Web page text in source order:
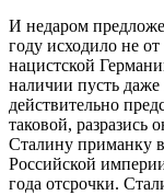
И недаром
году исходило не
нацистской
наличии пусть
действительно
таковой, разразись
Сталину приманку
Российской
года отсрочки.